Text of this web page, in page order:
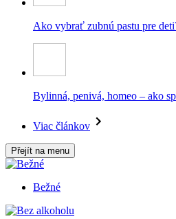
Ako vybrať zubnú pastu pre
Bylinná, penivá, homeo – ako
Viac článkov
Přejít na menu
Bežné